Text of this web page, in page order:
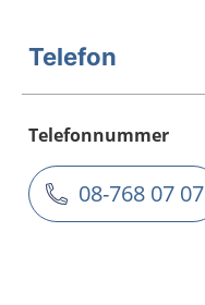
Telefon
Telefonnummer
08-768 07 07